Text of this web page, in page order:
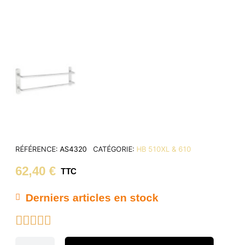
RÉFÉRENCE AS4320 CATÉGORIE HB 510XL & 610
62,40 € TTC
Derniers articles en stock
